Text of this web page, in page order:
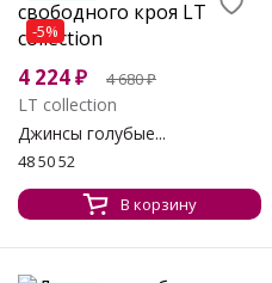
-5%
4 224₽ 4 680₽
LT collection
Джинсы голубые...
48 50 52
В корзину